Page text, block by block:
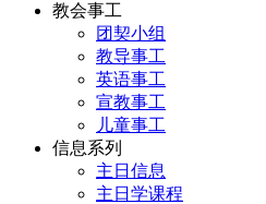
教会事工
团契小组
教导事工
英语事工
宣教事工
儿童事工
信息系列
主日信息
主日学课程